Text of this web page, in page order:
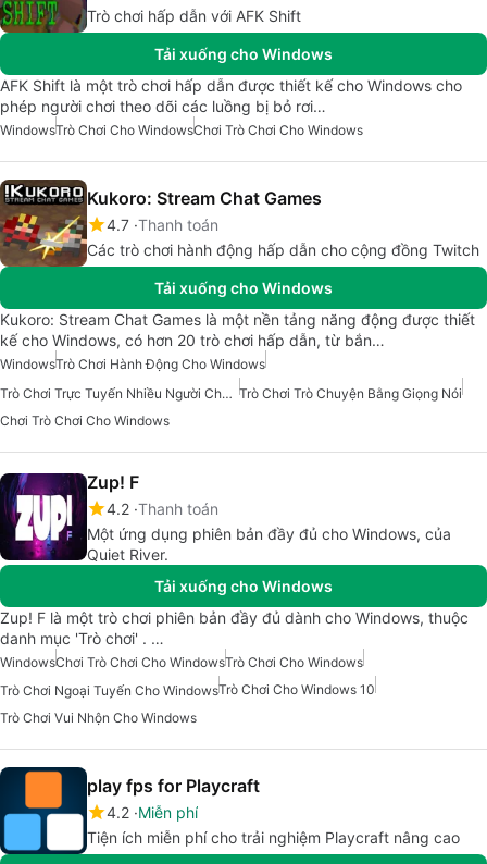
Trò chơi hấp dẫn với AFK Shift
Tải xuống cho Windows
AFK Shift là một trò chơi hấp dẫn được thiết kế cho Windows cho
phép người chơi theo dõi các luồng bị bỏ rơi…
WindowsTrò Chơi Cho WindowsChơi Trò Chơi Cho Windows
Kukoro: Stream Chat Games
4.7 Thanh toán
Các trò chơi hành động hấp dẫn cho cộng đồng Twitch
Tải xuống cho Windows
Kukoro: Stream Chat Games là một nền tảng năng động được thiết
kế cho Windows, có hơn 20 trò chơi hấp dẫn, từ bắn…
WindowsTrò Chơi Hành Động Cho Windows
Trò Chơi Trực Tuyến Nhiều Người Chơi Cho Windows Trò Chơi Trò Chuyện Bằng Giọng Nói
Chơi Trò Chơi Cho Windows
Zup! F
4.2 Thanh toán
Một ứng dụng phiên bản đầy đủ cho Windows, của
Quiet River.
Tải xuống cho Windows
Zup! F là một trò chơi phiên bản đầy đủ dành cho Windows, thuộc
danh mục 'Trò chơi' . …
WindowsChơi Trò Chơi Cho WindowsTrò Chơi Cho Windows
Trò Chơi Ngoại Tuyến Cho WindowsTrò Chơi Cho Windows 10
Trò Chơi Vui Nhộn Cho Windows
play fps for Playcraft
4.2 Miễn phí
Tiện ích miễn phí cho trải nghiệm Playcraft nâng cao